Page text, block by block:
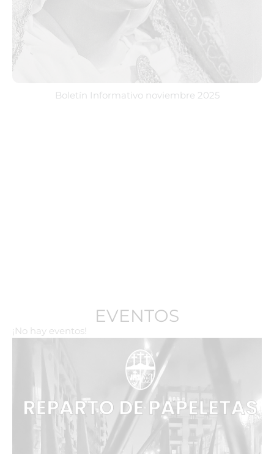
Boletín Informativo noviembre 2025
EVENTOS
¡No hay eventos!